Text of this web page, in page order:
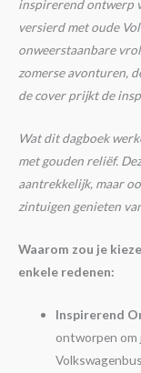
inspirerend ontwerp
versierd met oude
onweerstaanbare
zomerse avonturen,
de cover prijkt de
Wat dit dagboek
met gouden reliëf.
aantrekkelijk, maar
zintuigen genieten
Waarom zou je
enkele redenen:
Inspirerend
ontworpen om